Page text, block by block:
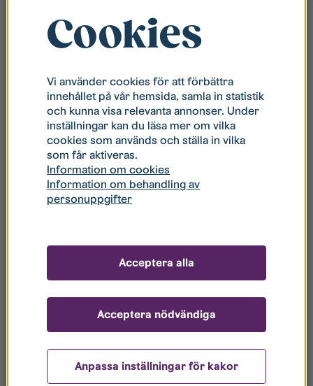
ytterligare hoppas vi få ännu större genomslagskraft
för de satsningar vi gör, säger Mia Powalko,
första året.
Fastighetsägarna som ingår i föreningen är HSB,
Heimstaden, ICA Fastigheter, Lejonfastigheter och
Stångåstaden. Föreningen kommer ha särskilt fokus på
frågor som ligger utanför respektive organisations
ordinarie förvaltning.
åldrar. För att nå dit kommer föreningen bland annat
att lägga fokus på följande:
Vara en tydlig och stabil aktör i Berga och verka
för en högre sysselsättnings- och
utbildningsgrad.
Skapa en meningsfull fritid för både barn,
ungdomar och vuxna.
Cookies
Vi använder cookies för att förbättra
innehållet på vår hemsida, samla in statistik
och kunna visa relevanta annonser. Under
inställningar kan du läsa mer om vilka
cookies som används och ställa in vilka
som får aktiveras.
Information om cookies
Information om behandling av
personuppgifter
Anpassa inställningar för kakor
Acceptera nödvändiga
Acceptera alla